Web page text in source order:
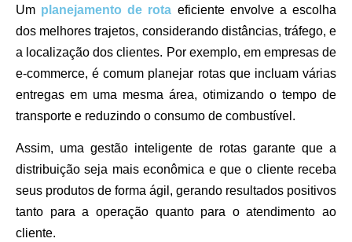
Um planejamento de rota eficiente envolve a escolha
dos melhores trajetos, considerando distâncias, tráfego, e
a localização dos clientes. Por exemplo, em empresas de
e-commerce, é comum planejar rotas que incluam várias
entregas em uma mesma área, otimizando o tempo de
transporte e reduzindo o consumo de combustível.
Assim, uma gestão inteligente de rotas garante que a
distribuição seja mais econômica e que o cliente receba
seus produtos de forma ágil, gerando resultados positivos
tanto para a operação quanto para o atendimento ao
cliente.